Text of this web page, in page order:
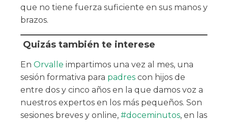
que no tiene fuerza suficiente en sus manos y
brazos.
Quizás también te interese
En Orvalle impartimos una vez al mes, una
sesión formativa para padres con hijos de
entre dos y cinco años en la que damos voz a
nuestros expertos en los más pequeños. Son
sesiones breves y online, #doceminutos, en las